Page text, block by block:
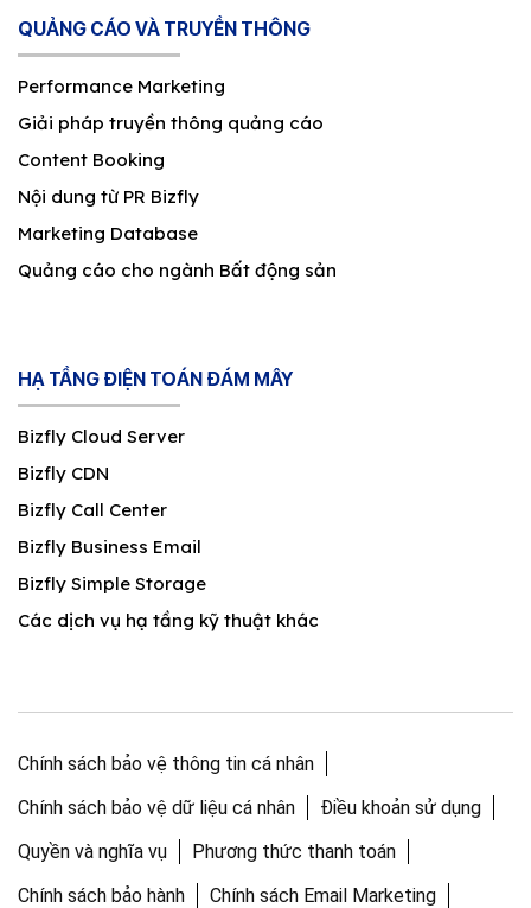
QUẢNG CÁO VÀ TRUYỀN THÔNG
Performance Marketing
Giải pháp truyền thông quảng cáo
Content Booking
Nội dung từ PR Bizfly
Marketing Database
Quảng cáo cho ngành Bất động sản
HẠ TẦNG ĐIỆN TOÁN ĐÁM MÂY
Bizfly Cloud Server
Bizfly CDN
Bizfly Call Center
Bizfly Business Email
Bizfly Simple Storage
Các dịch vụ hạ tầng kỹ thuật khác
Chính sách bảo vệ thông tin cá nhân
Chính sách bảo vệ dữ liệu cá nhân
Điều khoản sử dụng
Quyền và nghĩa vụ
Phương thức thanh toán
Chính sách bảo hành
Chính sách Email Marketing